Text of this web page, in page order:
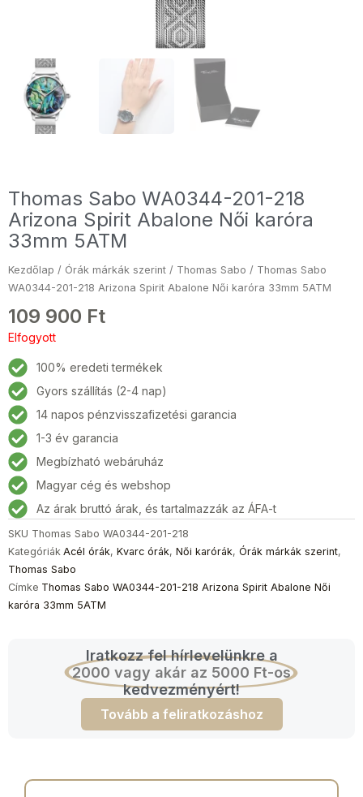
Thomas Sabo WA0344-201-218
Arizona Spirit Abalone Női karóra
33mm 5ATM
Kezdőlap / Órák márkák szerint / Thomas Sabo / Thomas Sabo
WA0344-201-218 Arizona Spirit Abalone Női karóra 33mm 5ATM
109 900 Ft
Elfogyott
100% eredeti termékek
Gyors szállítás (2-4 nap)
14 napos pénzvisszafizetési garancia
1-3 év garancia
Megbízható webáruház
Magyar cég és webshop
Az árak bruttó árak, és tartalmazzák az ÁFA-t
SKU Thomas Sabo WA0344-201-218
Kategóriák Acél órák, Kvarc órák, Női karórák, Órák márkák szerint,
Thomas Sabo
Címke Thomas Sabo WA0344-201-218 Arizona Spirit Abalone Női
karóra 33mm 5ATM
Iratkozz fel hírlevelünkre a
2000 vagy akár az 5000 Ft-os
kedvezményért!
Tovább a feliratkozáshoz